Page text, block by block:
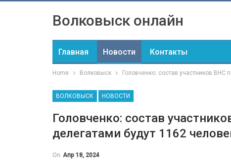
Волковыск онлайн
Главная Новости Контакты
Home Волковыск Головченко: состав участников ВНС
ВОЛКОВЫСК НОВОСТИ
Головченко: состав
делегатами будут 1162
On Апр 18, 2024